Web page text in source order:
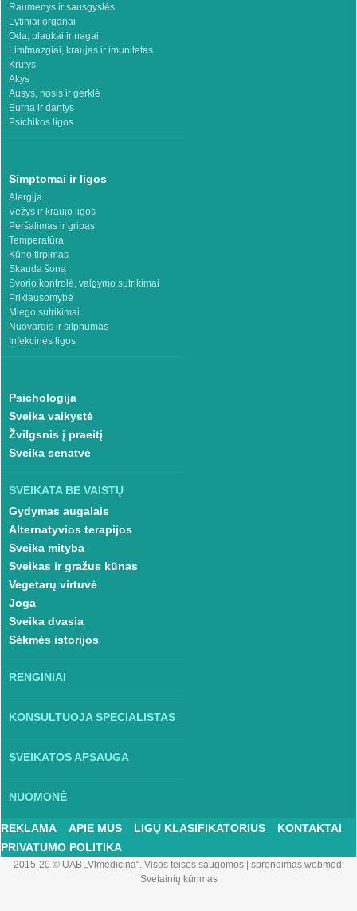
Raumenys ir sausgyslės
Lytiniai organai
Oda, plaukai ir nagai
Limfmazgiai, kraujas ir imunitetas
Krūtys
Akys
Ausys, nosis ir gerklė
Burna ir dantys
Psichikos ligos
Simptomai ir ligos
Alergija
Vėžys ir kraujo ligos
Peršalimas ir gripas
Temperatūra
Kūno tirpimas
Skauda šoną
Svorio kontrolė, valgymo sutrikimai
Priklausomybė
Miego sutrikimai
Nuovargis ir silpnumas
Infekcinės ligos
Psichologija
Sveika vaikystė
Žvilgsnis į praeitį
Sveika senatvė
SVEIKATA BE VAISTŲ
Gydymas augalais
Alternatyvios terapijos
Sveika mityba
Sveikas ir gražus kūnas
Vegetarų virtuvė
Joga
Sveika dvasia
Sėkmės istorijos
RENGINIAI
KONSULTUOJA SPECIALISTAS
SVEIKATOS APSAUGA
NUOMONĖ
REKLAMA APIE MUS LIGŲ KLASIFIKATORIUS
KONTAKTAI
PRIVATUMO POLITIKA
2015-20 © UAB „Vlmedicina“. Visos teises saugomos| sprendimas webmod:
Svetainių kūrimas